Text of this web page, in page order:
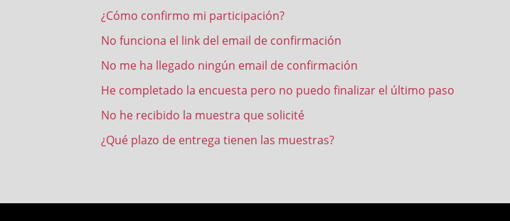
¿Cómo confirmo mi participación?
No funciona el link del email de confirmación
No me ha llegado ningún email de confirmación
He completado la encuesta pero no puedo finalizar el último paso
No he recibido la muestra que solicité
¿Qué plazo de entrega tienen las muestras?